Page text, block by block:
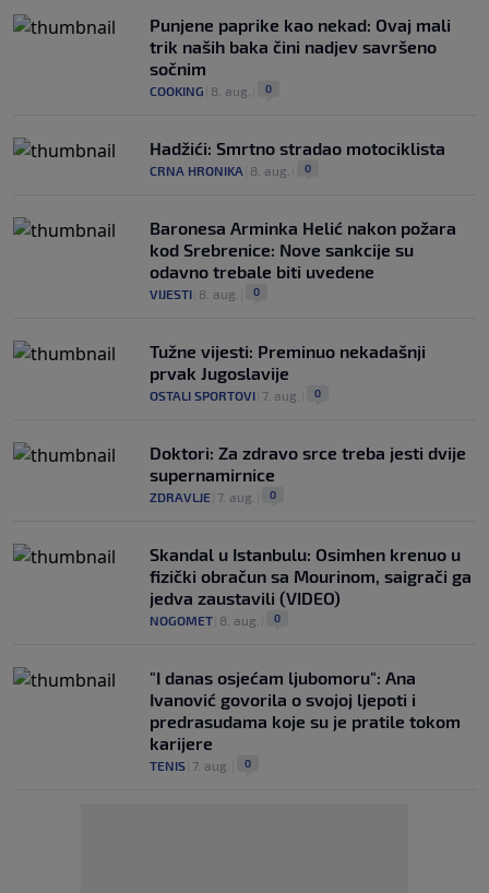
Punjene paprike kao nekad: Ovaj mali
trik naših baka čini nadjev savršeno
sočnim
COOKING 8. aug. 0
Hadžići: Smrtno stradao motociklista
CRNA HRONIKA 8. aug. 0
Baronesa Arminka Helić nakon požara
kod Srebrenice: Nove sankcije su
odavno trebale biti uvedene
VIJESTI 8. aug. 0
Tužne vijesti: Preminuo nekadašnji
prvak Jugoslavije
OSTALI SPORTOVI 7. aug. 0
Doktori: Za zdravo srce treba jesti dvije
supernamirnice
ZDRAVLJE 7. aug. 0
Skandal u Istanbulu: Osimhen krenuo u
fizički obračun sa Mourinom, saigrači ga
jedva zaustavili (VIDEO)
NOGOMET 8. aug. 0
"I danas osjećam ljubomoru": Ana
Ivanović govorila o svojoj ljepoti i
predrasudama koje su je pratile tokom
karijere
TENIS 7. aug. 0